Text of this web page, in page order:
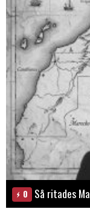
0 Så ritades